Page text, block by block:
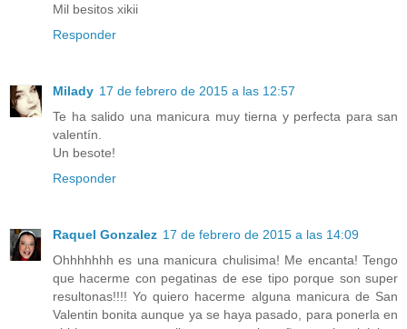
Mil besitos xikii
Responder
Milady 17 de febrero de 2015 a las 12:57
Te ha salido una manicura muy tierna y perfecta para san
valentín.
Un besote!
Responder
Raquel Gonzalez 17 de febrero de 2015 a las 14:09
Ohhhhhhh es una manicura chulisima! Me encanta! Tengo
que hacerme con pegatinas de ese tipo porque son super
resultonas!!!! Yo quiero hacerme alguna manicura de San
Valentin bonita aunque ya se haya pasado, para ponerla en